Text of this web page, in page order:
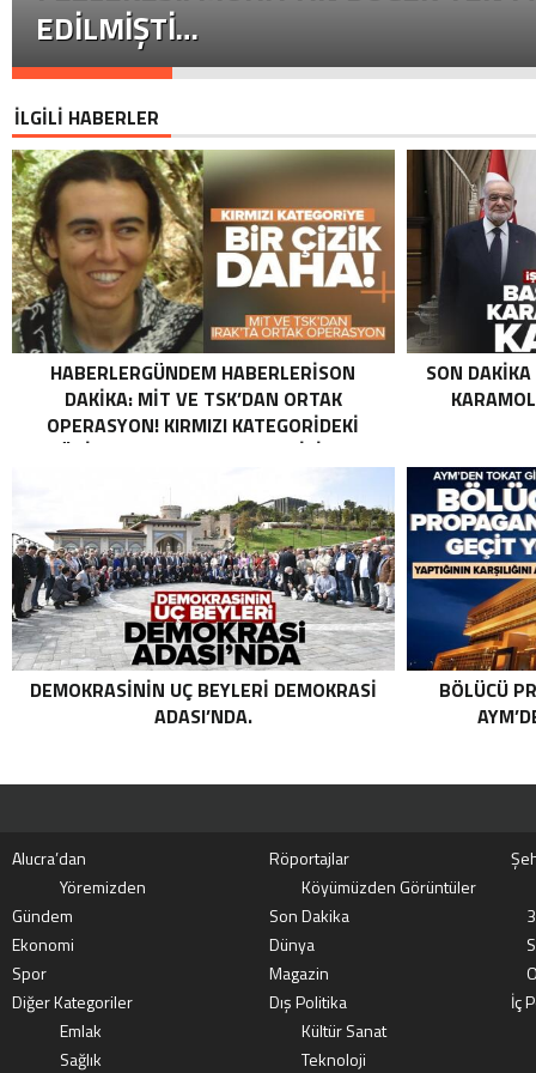
EDILMIŞTI…
İLGİLİ HABERLER
HABERLERGÜNDEM HABERLERISON
DAKIKA: MİT VE TSK’DAN ORTAK
OPERASYON! KIRMIZI KATEGORIDEKI
TERÖRIST NAZLI TAŞPINAR ETKISIZ HALE
ORTAK OPERASYON! KIRMIZI
KATEGORIDEKI TERÖRIST NAZLI
TAŞPINAR ETKISIZ HALE GETIRILDI .
SON
DEMOKRASININ UÇ BEYLERI DEMOKRASI
ADASI’NDA.
BÖLÜCÜ
Alucra’dan Röportajlar
Yöremizden
Köyümüzden Görüntüler
Gündem
Son Dakika
Ekonomi
Dünya
Spor
Magazin
Diğer Kategoriler
Dış Politika
İç
Emlak
Kültür Sanat
Sağlık
Teknoloji